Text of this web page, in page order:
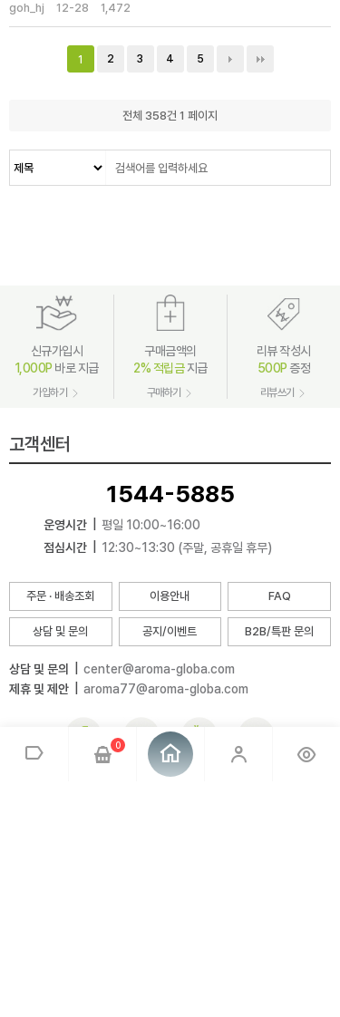
0
goh_hj 12-28 1,472
1 2 3 4 5
전체 358건 1 페이지
신규가입시
1,000P 바로 지급
가입하기
구매금액의
2% 적립금지급
구매하기
리뷰 작성시
500P 증정
리뷰쓰기
고객센터
1544-5885
운영시간
평일 10:00~16:00
점심시간
12:30~13:30 (주말, 공휴일 휴무)
주문 · 배송조회 이용안내 FAQ
상담 및 문의 공지/이벤트 B2B/특판 문의
상담 및 문의
center@aroma-globa.com
제휴 및 제안
aroma77@aroma-globa.com